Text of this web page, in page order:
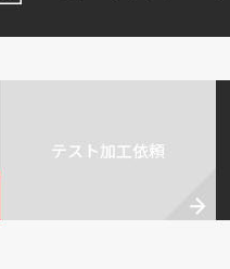
テスト加工依頼